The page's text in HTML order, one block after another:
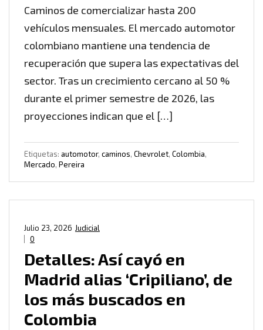
Caminos de comercializar hasta 200
vehículos mensuales. El mercado automotor
colombiano mantiene una tendencia de
recuperación que supera las expectativas del
sector. Tras un crecimiento cercano al 50 %
durante el primer semestre de 2026, las
proyecciones indican que el […]
Etiquetas: automotor, caminos, Chevrolet, Colombia,
Mercado, Pereira
Judicial
Julio 23, 2026
0
Detalles: Así cayó en
Madrid alias ‘Cripiliano’, de
los más buscados en
Colombia